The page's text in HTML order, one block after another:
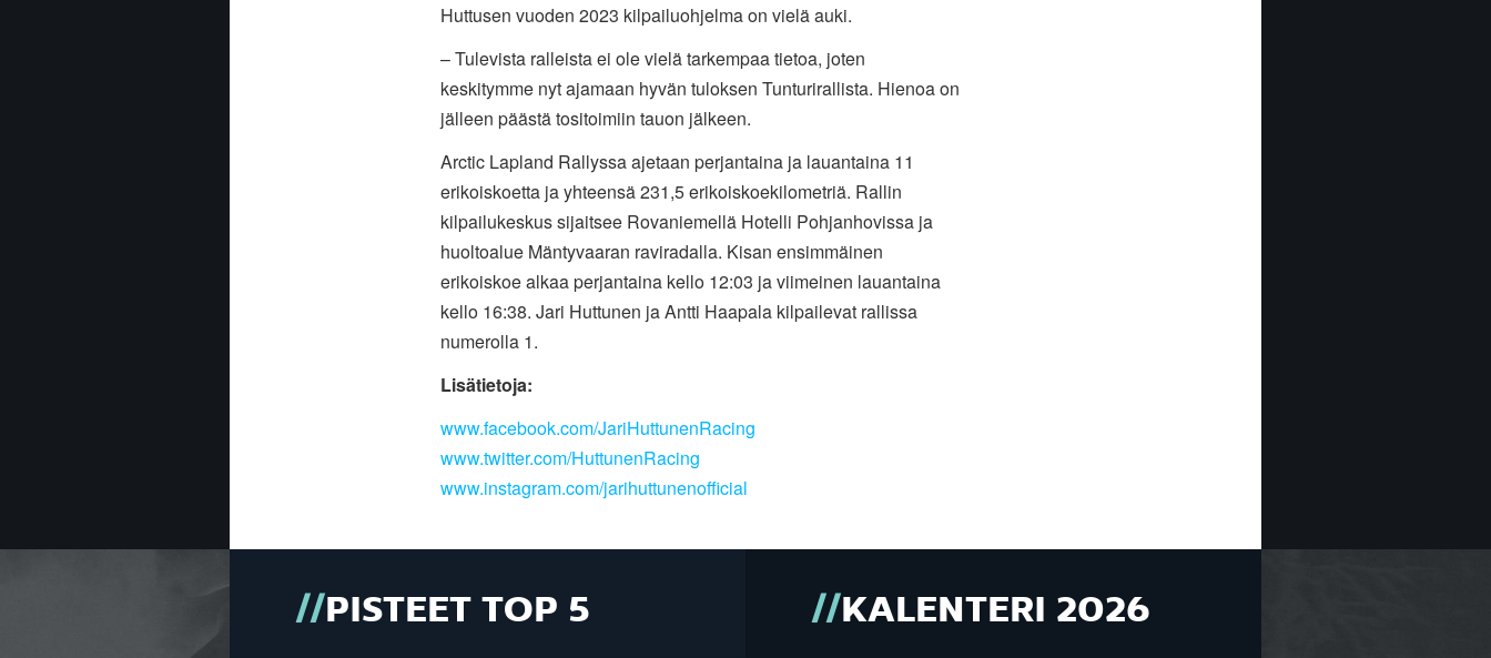
Huttusen vuoden 2023 kilpailuohjelma on vielä auki.
– Tulevista ralleista ei ole vielä tarkempaa tietoa, joten
keskitymme nyt ajamaan hyvän tuloksen Tunturirallista. Hienoa on
jälleen päästä tositoimiin tauon jälkeen.
Arctic Lapland Rallyssa ajetaan perjantaina ja lauantaina 11
erikoiskoetta ja yhteensä 231,5 erikoiskoekilometriä. Rallin
kilpailukeskus sijaitsee Rovaniemellä Hotelli Pohjanhovissa ja
huoltoalue Mäntyvaaran raviradalla. Kisan ensimmäinen
erikoiskoe alkaa perjantaina kello 12:03 ja viimeinen lauantaina
kello 16:38. Jari Huttunen ja Antti Haapala kilpailevat rallissa
numerolla 1.
Lisätietoja:
www.facebook.com/JariHuttunenRacing
www.twitter.com/HuttunenRacing
www.instagram.com/jarihuttunenofficial
PISTEET TOP 5 KALENTERI 2026